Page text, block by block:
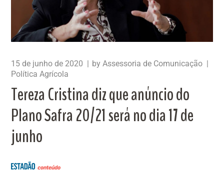
15 de junho de 2020 byAssessoria de Comunicação
Política Agrícola
Tereza Cristina diz que anúncio do
Plano Safra 20/21 será no dia 17 de
junho